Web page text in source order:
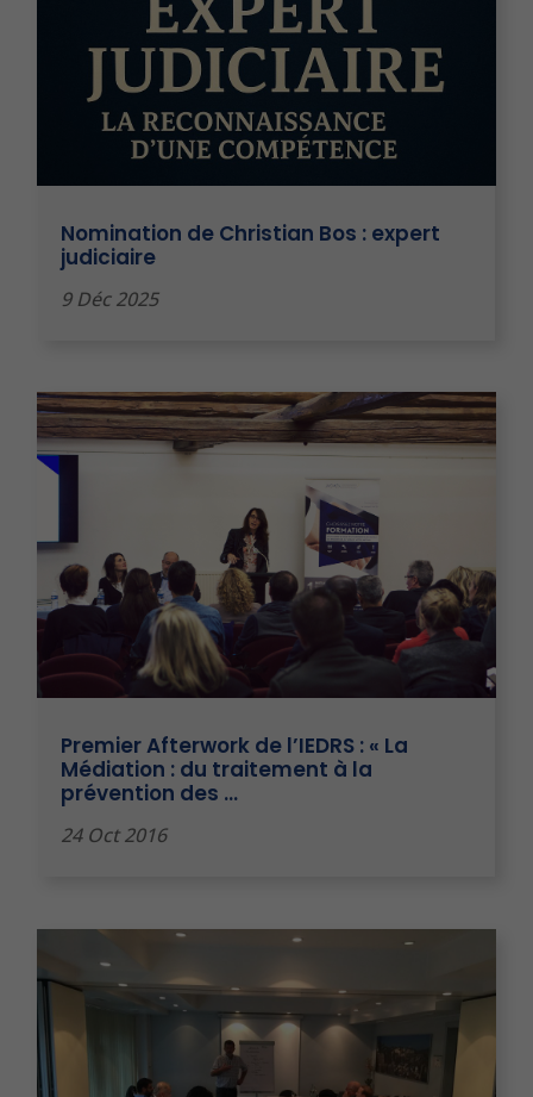
Nomination de Christian Bos : expert
judiciaire
9 Déc 2025
Premier Afterwork de l’IEDRS : « La
Médiation : du traitement à la
prévention des …
24 Oct 2016